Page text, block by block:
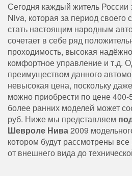
Сегодня каждый житель России
Niva, которая за период своего
стать настоящим народным
сочетает в себе ряд
проходимость, высокая
комфортное управление и т.д.
преимуществом данного
невысокая цена, поскольку
можно приобрести по цене 400-
более ранних моделей может
руб. Ниже мы представляем
Шевроле Нива2009
котором будут рассмотрены
от внешнего вида до